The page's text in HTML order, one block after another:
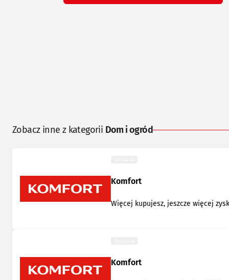
Zobacz inne z kategorii Dom i ogród
Komfort
Więcej kupujesz, jeszcze więcej
Komfort